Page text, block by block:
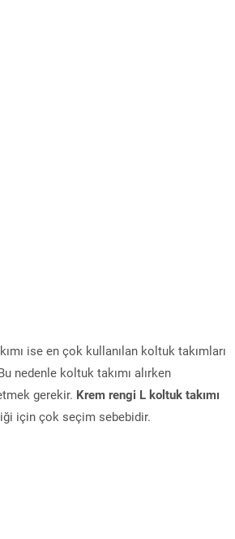
ise en çok kullanılan koltuk takımları
nedenle koltuk takımı alırken
gerekir. Krem rengi L koltuk takımı
için çok seçim sebebidir.